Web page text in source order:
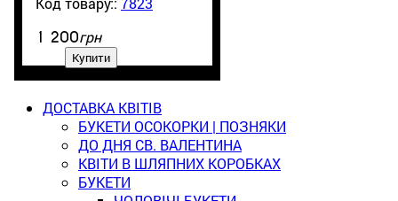
1 200грн
Купити
ДОСТАВКА КВІТІВ
БУКЕТИ ОСОКОРКИ | ПОЗНЯКИ
ДО ДНЯ СВ. ВАЛЕНТИНА
КВІТИ В ШЛЯПНИХ КОРОБКАХ
БУКЕТИ